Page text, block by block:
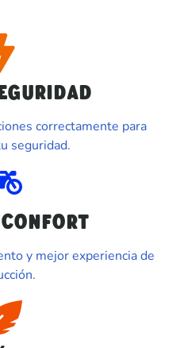
correctamente para
seguridad.
y mejor experiencia de